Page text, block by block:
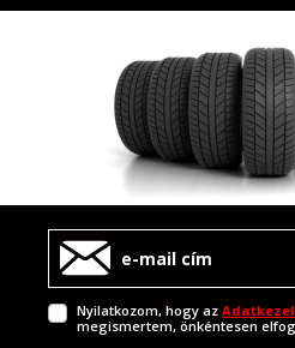
Nyilatkozom, hogy az
megismertem, önkéntesen